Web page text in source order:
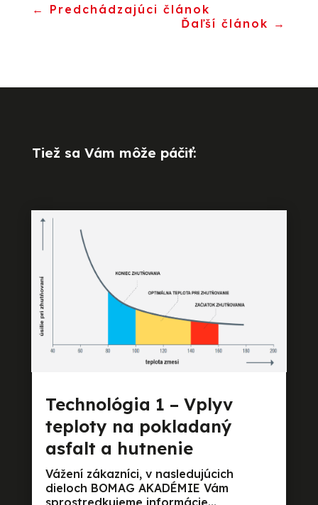
← Predchádzajúci článok
Ďaľší článok →
Tiež sa Vám môže páčiť:
Technológia 1 – Vplyv
teploty na pokladaný
asfalt a hutnenie
Vážení zákazníci, v nasledujúcich
dieloch BOMAG AKADÉMIE Vám